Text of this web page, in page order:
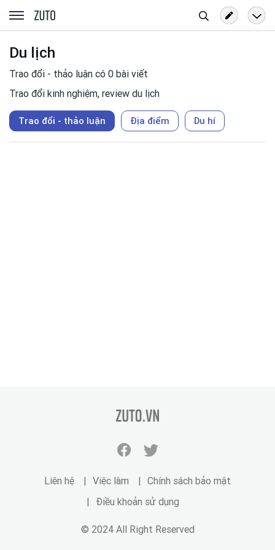
zuto.vn
kiếm
Du lịch
Trao đổi - thảo luận có 0 bài viết
Trao đổi kinh nghiệm, review du lịch
Trao đổi - thảo luận Địa điểm Du hí
zuto.vn
© 2024 All Right Reserved
Liên hệ Việc làm
Chính sách bảo mật
Điều khoản sử dụng
Facebook
zuto.vn
Twitter
zuto.vn